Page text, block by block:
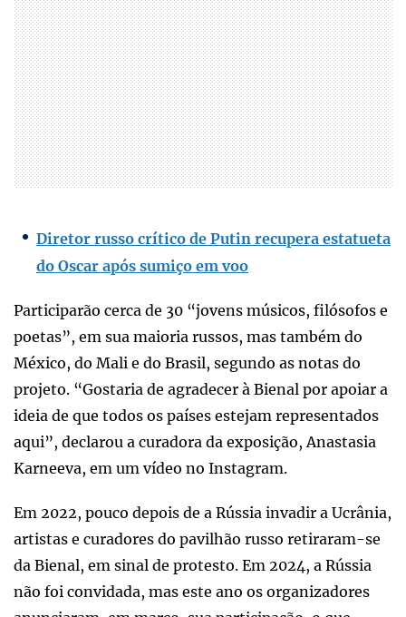
Diretor russo crítico de Putin recupera estatueta
do Oscar após sumiço em voo
Participarão cerca de 30 “jovens músicos, filósofos e
poetas”, em sua maioria russos, mas também do
México, do Mali e do Brasil, segundo as notas do
projeto. “Gostaria de agradecer à Bienal por apoiar a
ideia de que todos os países estejam representados
aqui”, declarou a curadora da exposição, Anastasia
Karneeva, em um vídeo no Instagram.
Em 2022, pouco depois de a Rússia invadir a Ucrânia,
artistas e curadores do pavilhão russo retiraram-se
da Bienal, em sinal de protesto. Em 2024, a Rússia
não foi convidada, mas este ano os organizadores